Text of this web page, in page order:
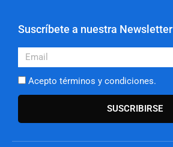
Suscríbete a nuestra Newsletter
Email
Acepto términos y condiciones.
SUSCRIBIRSE